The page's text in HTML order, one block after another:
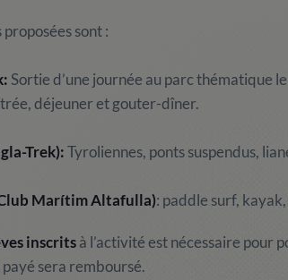
sont :
Sortie d’une journée au parc thématique
déjeuner et gouter-dîner.
Trek):Tyroliennes, ponts suspendus,
Marítim Altafulla): paddle surf,
inscritsà l’activité est nécessaire pour
sera remboursé.